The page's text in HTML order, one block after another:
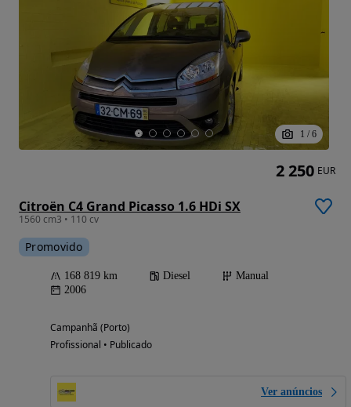
1 / 6
Citroën C4 Grand Picasso 1.6 HDi SX
1560 cm3 • 110 cv
Promovido
168 819 km Diesel
Manual
2006
Campanhã (Porto)
Profissional • Publicado
Ver anúncios
2 250 EUR